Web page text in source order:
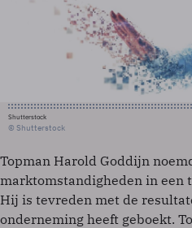
Shutterstock
© Shutterstock
Topman Harold Goddijn
marktomstandigheden in een
Hij is tevreden met de
onderneming heeft geboekt.